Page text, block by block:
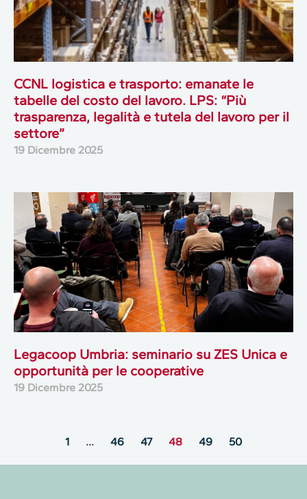
CCNL logistica e trasporto: emanate le
tabelle del costo del lavoro. LPS: “Più
trasparenza, legalità e tutela del lavoro per il
settore”
19 Dicembre 2025
Legacoop Umbria: seminario su ZES Unica e
opportunità per le cooperative
19 Dicembre 2025
1 … 46 47 48 49 50